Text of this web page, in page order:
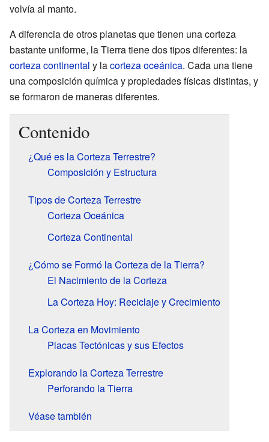
volvía al manto.
A diferencia de otros planetas que tienen una corteza
bastante uniforme, la Tierra tiene dos tipos diferentes: la
corteza continental y lacorteza oceánica. Cada una tiene
una composición química y propiedades físicas distintas, y
se formaron de maneras diferentes.
Contenido
¿Qué es la Corteza Terrestre?
Composición y Estructura
Tipos de Corteza Terrestre
Corteza Oceánica
Corteza Continental
¿Cómo se Formó la Corteza de la Tierra?
El Nacimiento de la Corteza
La Corteza Hoy: Reciclaje y Crecimiento
La Corteza en Movimiento
Placas Tectónicas y sus Efectos
Explorando la Corteza Terrestre
Perforando la Tierra
Véase también